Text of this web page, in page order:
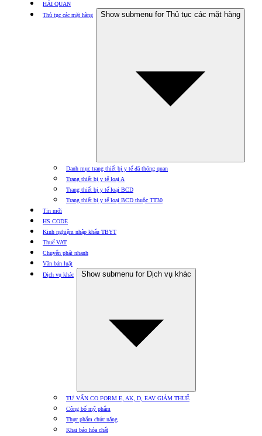
HẢI QUAN
Thủ tục các mặt hàng
Show submenu for Thủ tục các mặt hàng
Danh mục trang thiết bị y tế đã thông quan
Trang thiết bị y tế loại A
Trang thiết bị y tế loại BCD
Trang thiết bị y tế loại BCD thuộc TT30
Tin mới
HS CODE
Kinh nghiệm nhập khẩu TBYT
Thuế VAT
Chuyển phát nhanh
Văn bản luật
Dịch vụ khác
Show submenu for Dịch vụ khác
TƯ VẤN CO FORM E, AK, D, EAV GIẢM THUẾ
Công bố mỹ phẩm
Thực phẩm chức năng
Khai báo hóa chất